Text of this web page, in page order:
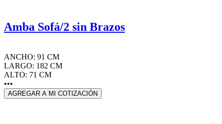
Amba Sofá/2 sin Brazos
ANCHO: 91 CM
LARGO: 182 CM
ALTO: 71 CM
•••
AGREGAR A MI COTIZACIÓN